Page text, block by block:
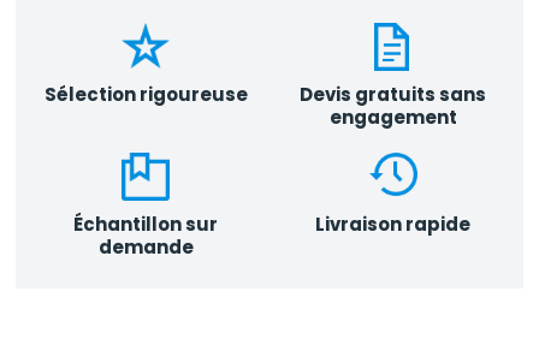
Sélection rigoureuse
Devis gratuits sans
engagement
Échantillon sur
demande
Livraison rapide